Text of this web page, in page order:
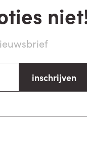
inschrijven